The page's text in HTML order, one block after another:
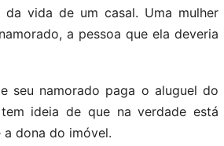
vida de um casal. Uma mulher
a pessoa que ela deveria
seu namorado paga o aluguel do
ideia de que na verdade está
a dona do imóvel.